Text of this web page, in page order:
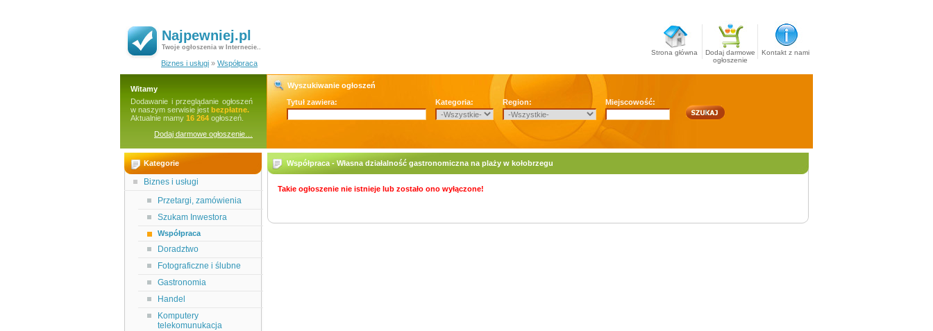
Najpewniej.pl
Twoje ogłoszenia w Internecie..
Strona główna
Dodaj darmowe
ogłoszenie
Kontakt z nami
Biznes i usługi » Współpraca
Witamy
Dodawanie i przeglądanie ogłoszeń
w naszym serwisie jest bezpłatne.
Aktualnie mamy 16 264 ogłoszeń.
Dodaj darmowe ogłoszenie…
Wyszukiwanie ogłoszeń
Tytuł zawiera:
Kategoria: Region: Miejscowość:
Kategorie
Biznes i usługi
Przetargi, zamówienia
Szukam Inwestora
Współpraca
Doradztwo
Fotograficzne i ślubne
Gastronomia
Handel
Komputery
telekomunukacja
Współpraca - Własna działalność gastronomiczna na plaży w kołobrzegu
Takie ogłoszenie nie istnieje lub zostało ono wyłączone!